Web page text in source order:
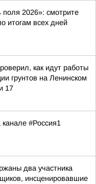
2026»: смотрите
итогам всех дней
как идут работы
грунтов на Ленинском
17
#Россия1
два участника
инсценировавшие